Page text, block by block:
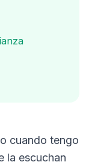
cuando tengo
la escuchan